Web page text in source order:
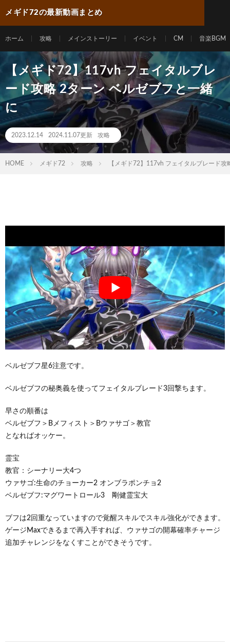
メギド72の最新動画まとめ
ホーム 攻略 メインストーリー イベント CM 音楽BGM
【メギド72】117vh フェイタルブレ
ード攻略 2ターン ベルゼブフと一緒
に
2023.12.14 2024.11.07更新 攻略
HOME メギド72 攻略 【メギド72】117vh フェイタルブレード
ベルゼブフ星6注意です。
ベルゼブフの秘奥義を使ってフェイタルブレード3回撃ちます。
早さの順番は
ベルゼブフ＞Bメフィスト＞Bウァサゴ＞教官
となればオッケー。
霊宝
教官：シーナリー大4つ
ウァサゴ:生命のチョーカー2 オンブラポンチョ2
ベルゼブフ:マグワートロール3 剛健霊宝大
ブフは2回重なっていますので覚醒スキルでスキル強化ができます。
ゲージMaxできるまで再入手すれば、ウァサゴの開幕確率チャージ
追加チャレンジをなくすことができそうです。